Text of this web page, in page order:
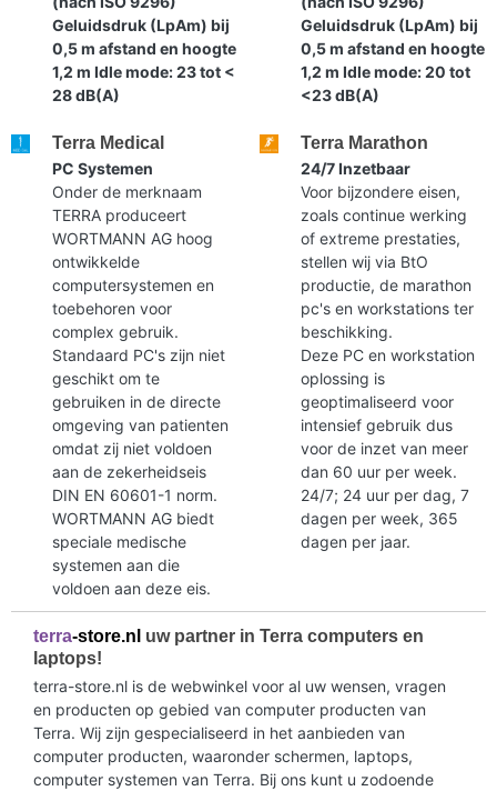
Geluidsdruk (LpAm) bij
0,5 m afstand en hoogte
1,2 m Idle mode: 23 tot <
28 dB(A)
Geluidsdruk (LpAm) bij
0,5 m afstand en hoogte
1,2 m Idle mode: 20 tot
<23 dB(A)
Terra Medical
PC Systemen
Onder de merknaam
TERRA produceert
WORTMANN AG hoog
ontwikkelde
computersystemen en
toebehoren voor
complex gebruik.
Standaard PC's zijn niet
geschikt om te
gebruiken in de directe
omgeving van patienten
omdat zij niet voldoen
aan de zekerheidseis
DIN EN 60601-1 norm.
WORTMANN AG biedt
speciale medische
systemen aan die
voldoen aan deze eis.
Terra Marathon
24/7 Inzetbaar
Voor bijzondere eisen,
zoals continue werking
of extreme prestaties,
stellen wij via BtO
productie, de marathon
pc's en workstations ter
beschikking.
Deze PC en workstation
oplossing is
geoptimaliseerd voor
intensief gebruik dus
voor de inzet van meer
dan 60 uur per week.
24/7; 24 uur per dag, 7
dagen per week, 365
dagen per jaar.
terra-store.nl uw partner in Terra computers en
laptops!
terra-store.nl is de webwinkel voor al uw wensen, vragen
en producten op gebied van computer producten van
Terra. Wij zijn gespecialiseerd in het aanbieden van
computer producten, waaronder schermen, laptops,
computer systemen van Terra. Bij ons kunt u zodoende